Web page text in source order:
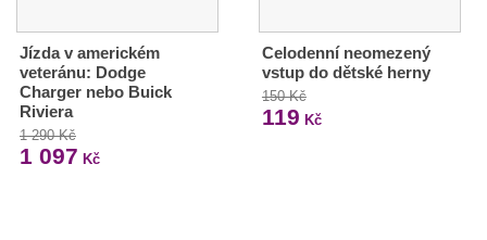
Jízda v americkém
veteránu: Dodge
Charger nebo Buick
Riviera
1 290 Kč
1 097 Kč
Celodenní neomezený
vstup do dětské herny
150 Kč
119 Kč